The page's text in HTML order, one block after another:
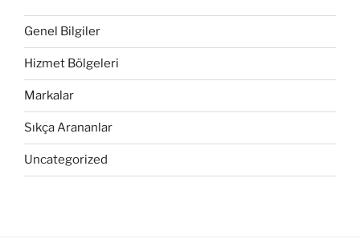
Genel Bilgiler
Hizmet Bölgeleri
Markalar
Sıkça Arananlar
Uncategorized